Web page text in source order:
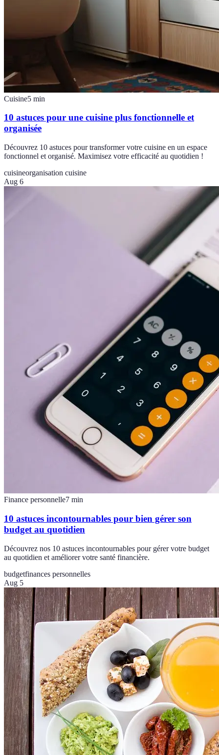
Cuisine5 min
10 astuces pour une cuisine plus fonctionnelle et
organisée
Découvrez 10 astuces pour transformer votre cuisine en un espace
fonctionnel et organisé. Maximisez votre efficacité au quotidien !
cuisineorganisation cuisine
Aug 6
Finance personnelle7 min
10 astuces incontournables pour bien gérer son
budget au quotidien
Découvrez nos 10 astuces incontournables pour gérer votre budget
au quotidien et améliorer votre santé financière.
budgetfinances personnelles
Aug 5